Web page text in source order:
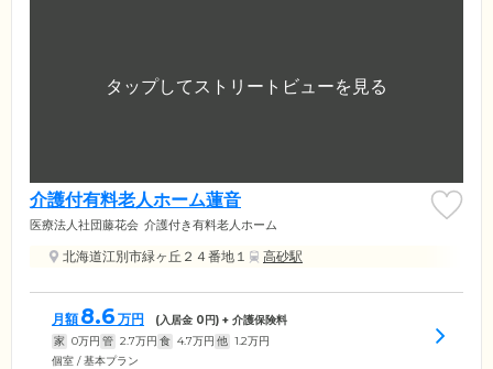
介護付有料老人ホーム蓮音
医療法人社団藤花会 介護付き有料老人ホーム
北海道江別市緑ヶ丘２４番地１ 高砂駅
月額 8.6 万円 (入居金 0円) + 介護保険料
家 0万円 管 2.7万円 食 4.7万円 他 1.2万円
個室 / 基本プラン